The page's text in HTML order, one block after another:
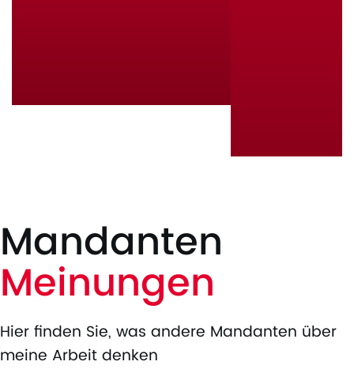
Mandanten
Meinungen
Hier finden Sie, was andere Mandanten über
meine Arbeit denken